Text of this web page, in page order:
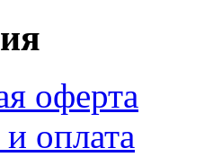
оферта
оплата